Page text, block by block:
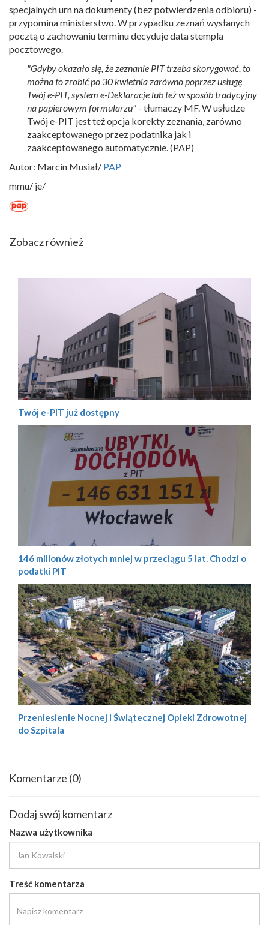
specjalnych urn na dokumenty (bez potwierdzenia odbioru) -
przypomina ministerstwo. W przypadku zeznań wysłanych
pocztą o zachowaniu terminu decyduje data stempla
pocztowego.
"Gdyby okazało się, że zeznanie PIT trzeba skorygować, to
można to zrobić po 30 kwietnia zarówno poprzez usługę
Twój e-PIT, system e-Deklaracje lub też w sposób tradycyjny
na papierowym formularzu" - tłumaczy MF. W usłudze
Twój e-PIT jest też opcja korekty zeznania, zarówno
zaakceptowanego przez podatnika jak i
zaakceptowanego automatycznie. (PAP)
Autor: Marcin Musiał/ PAP
mmu/ je/
Zobacz również
Twój e-PIT już dostępny
146 milionów złotych mniej w przeciągu 5 lat. Chodzi o
podatki PIT
Przeniesienie Nocnej i Świątecznej Opieki Zdrowotnej
do Szpitala
Komentarze (0)
Dodaj swój komentarz
Nazwa użytkownika
Treść komentarza